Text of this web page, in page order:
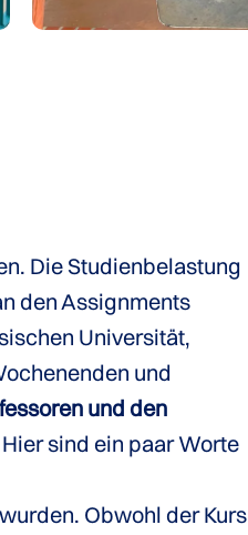
Die Studienbelastung
den Assignments
Universität,
und
und den
sind ein paar Worte
Obwohl der Kurs